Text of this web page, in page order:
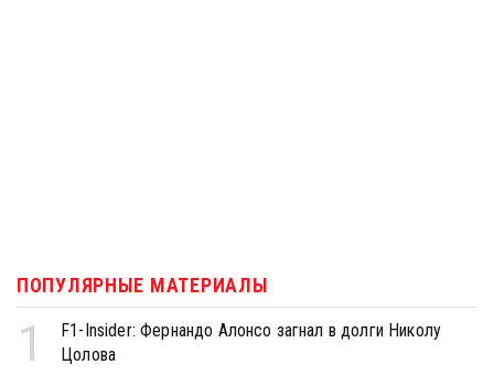
ПОПУЛЯРНЫЕ МАТЕРИАЛЫ
1
F1-Insider: Фернандо Алонсо загнал в долги Николу
Цолова